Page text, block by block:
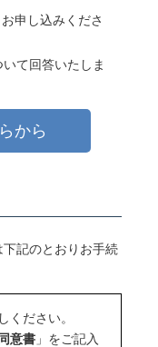
申し込みくださ
て回答いたしま
から
記のとおりお手続
ください。
意書」をご記入